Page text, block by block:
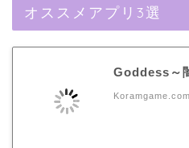
オススメアプリ3選
Goddess～
Koramgame.com